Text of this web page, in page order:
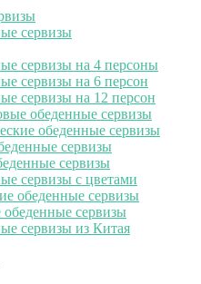
сервизы
сервизы на 4 персоны
сервизы на 6 персон
сервизы на 12 персон
обеденные сервизы
обеденные сервизы
сервизы
сервизы
сервизы с цветами
обеденные сервизы
сервизы
сервизы из Китая